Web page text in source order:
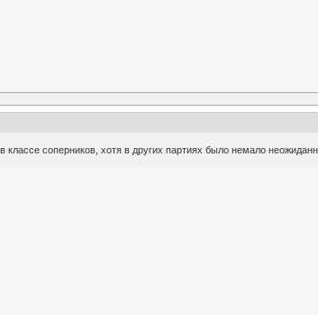
соперников, хотя в других партиях было немало